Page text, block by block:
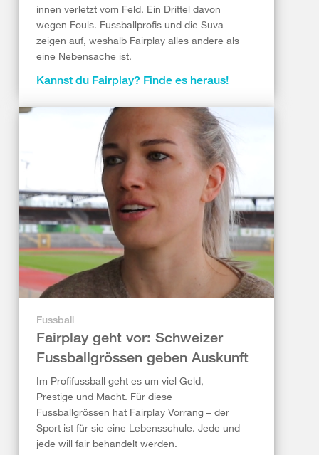
innen verletzt vom Feld. Ein Drittel davon
wegen Fouls. Fussballprofis und die Suva
zeigen auf, weshalb Fairplay alles andere als
eine Nebensache ist.
Kannst du Fairplay? Finde es heraus!
Fussball
Fairplay geht vor: Schweizer
Fussballgrössen geben Auskunft
Im Profifussball geht es um viel Geld,
Prestige und Macht. Für diese
Fussballgrössen hat Fairplay Vorrang – der
Sport ist für sie eine Lebensschule. Jede und
jede will fair behandelt werden.